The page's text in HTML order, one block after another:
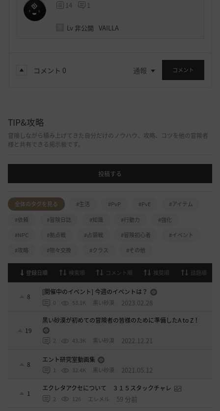
14 1
Lv 非公開 VAILLA
コメント 0 通報 コメント
TIP&攻略
冒険しながら積み上げてきた自分だけのノウハウ、攻略、コツを他の冒険者
様と共有できる掲示板です。
投稿する
全体のタグを見る #生活 #PvP #PvE
#アイテム
#依頼
#冒険日誌 #知識 #行動力
#強化
#NPC
#拠点戦 #占領戦 #冒険初心者
#イベント
#攻略
#物々交換 #クラス #その他
登録日順 検索順 コメント順 推奨順 話題順
8
[開催中のイベント] 今週のイベントは？
0 53.1K 黒い砂漠 2023.02.28
19
黒い砂漠が初めての冒険者の皆様のために準備したA to Z！
2 43.3K 黒い砂漠 2022.12.21
8
エント研究室動画集
1 32.4K 黒い砂漠 2021.05.12
1
エクレタアクセについて ３１５スタックチャレ
2 126 エレメル 59 分前